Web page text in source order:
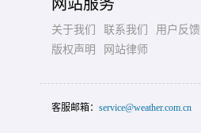
网站服务
关于我们 联系我们
用户反馈
版权声明
网站律师
客服邮箱： service@weather.com.cn